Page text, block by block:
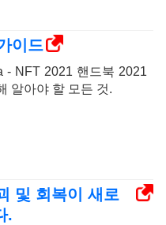
이드
- NFT 2021 핸드북 2021
알아야 할 모든 것.
및 회복이 새로
.